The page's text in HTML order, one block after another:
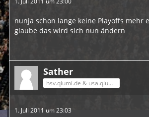
nunja schon lange keine Playoffs mehr
glaube das wird sich nun ändern
Sather
hsv.qiumi.de & usa.qiumi.de
1. Juli 2011 um 23:03